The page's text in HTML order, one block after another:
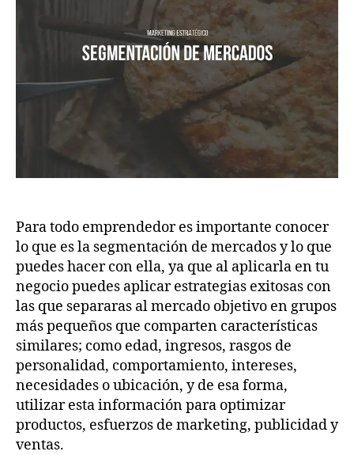
Para todo emprendedor es importante conocer
lo que es la segmentación de mercados y lo que
puedes hacer con ella, ya que al aplicarla en tu
negocio puedes aplicar estrategias exitosas con
las que separaras al mercado objetivo en grupos
más pequeños que comparten características
similares; como edad, ingresos, rasgos de
personalidad, comportamiento, intereses,
necesidades o ubicación, y de esa forma,
utilizar esta información para optimizar
productos, esfuerzos de marketing, publicidad y
ventas.